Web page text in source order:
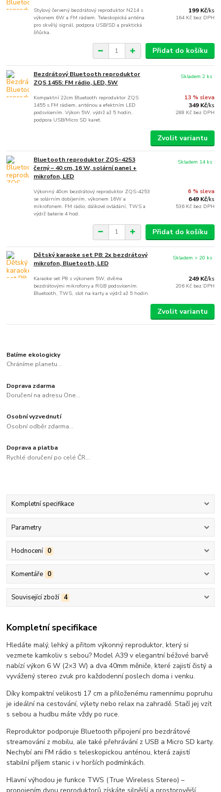
Stylový červený bezdrátový reproduktor N214 s
výkonem 6W a FM rádiem. Teleskopická anténa
pro skvělý signál, podpora USB/SD a praktická
šňůrka.
199 Kč/ks
164 Kč bez DPH
Přidat do košíku
Bezdrátový Bluetooth reproduktor
ZQS 1455: FM rádio, LED, 5W
Kompaktní 22cm Bluetooth reproduktor ZQS
1455 s FM rádiem, anténou a efektním LED
podsvícením. Výkon 5W, výdrž až 5 hodin,
podpora USB/Micro SD karet.
13 % sleva
349 Kč/ks
288 Kč bez DPH
Skladem 2 ks
Zvolit variantu
Bluetooth reproduktor ZQS-4253
černý – 40 cm, 16 W, solární panel +
mikrofon, LED
Výkonný 40cm bezdrátový reproduktor ZQS-4253
se solárním dobíjením, výkonem 16W a
mikrofonem. FM rádio, dálkové ovládání, TWS a
výdrž baterie 4 hod.
6 % sleva
649 Kč/ks
536 Kč bez DPH
Skladem 14 ks
Přidat do košíku
Dětský karaoke set P8: 2x bezdrátový
mikrofon, Bluetooth, LED
Karaoke set P8 s výkonem 5W, dvěma
bezdrátovými mikrofony a RGB podsvícením.
Bluetooth, TWS, slot na karty a výdrž až 5 hodin.
249 Kč/ks
206 Kč bez DPH
Skladem > 20 ks
Zvolit variantu
Balíme ekologicky
Chráníme planetu...
Doprava zdarma
Doručení na adresu One...
Osobní vyzvednutí
Osobní odběr zdarma...
Doprava a platba
Rychlé doručení po celé ČR...
Kompletní specifikace
Parametry
Hodnocení 0
Komentáře 0
Související zboží 4
Kompletní specifikace
Hledáte malý, lehký a přitom výkonný reproduktor, který si
vezmete kamkoliv s sebou? Model A39 v elegantní béžové barvě
nabízí výkon 6 W (2×3 W) a dva 40mm měniče, které zajistí čistý a
vyvážený stereo zvuk pro každodenní poslech doma i venku.
Díky kompaktní velikosti 17 cm a přiloženému ramennímu popruhu
je ideální na cestování, výlety nebo relax na zahradě. Stačí jej vzít
s sebou a hudbu máte vždy po ruce.
Reproduktor podporuje Bluetooth připojení pro bezdrátové
streamování z mobilu, ale také přehrávání z USB a Micro SD karty.
Nechybí ani FM rádio s teleskopickou anténou, která zajistí
stabilní příjem stanic i v horších podmínkách.
Hlavní výhodou je funkce TWS (True Wireless Stereo) –